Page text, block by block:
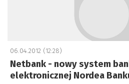
06.04.2012 (12:28)
Netbank - nowy system
elektronicznej Nordea